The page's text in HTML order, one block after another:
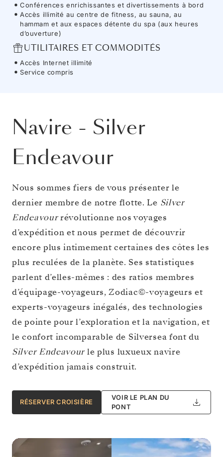
Conférences enrichissantes et divertissements à bord
Accès illimité au centre de fitness, au sauna, au
hammam et aux espaces détente du spa (aux heures
d’ouverture)
UTILITAIRES ET COMMODITÉS
Accès Internet illimité
Service compris
Navire - Silver
Endeavour
Nous sommes fiers de vous présenter le
dernier membre de notre flotte. Le Silver
Endeavourrévolutionne nos voyages
d’expédition et nous permet de découvrir
encore plus intimement certaines des côtes les
plus reculées de la planète. Ses statistiques
parlent d’elles-mêmes : des ratios membres
d’équipage-voyageurs, Zodiac©-voyageurs et
experts-voyageurs inégalés, des technologies
de pointe pour l’exploration et la navigation, et
le confort incomparable de Silversea font du
Silver Endeavourle plus luxueux navire
d’expédition jamais construit.
RÉSERVER CROISIÈRE
VOIR LE PLAN DU
PONT